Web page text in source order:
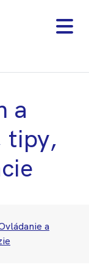
a
tipy,
a